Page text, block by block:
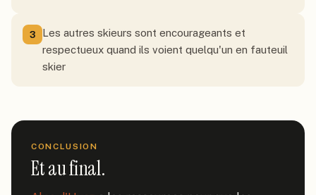
3
Les autres skieurs sont encourageants et
respectueux quand ils voient quelqu'un en fauteuil
skier
CONCLUSION
Et au final.